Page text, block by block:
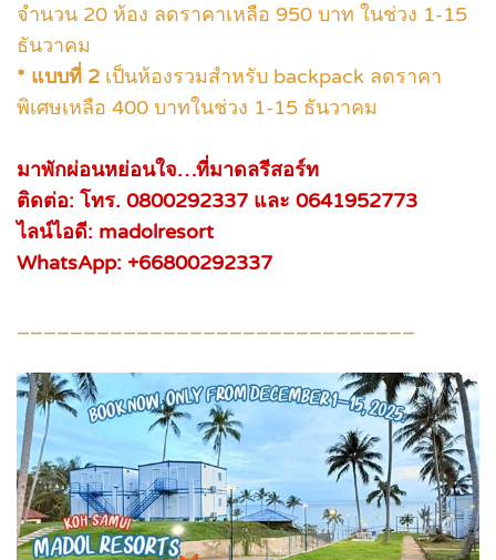
จำนวน 20 ห้อง ลดราคาเหลือ 950 บาท ในช่วง 1-15
ธันวาคม
* แบบที่ 2 เป็นห้องรวมสำหรับ backpack ลดราคา
พิเศษเหลือ 400 บาทในช่วง 1-15 ธันวาคม
มาพักผ่อนหย่อนใจ…ที่มาดลรีสอร์ท
ติดต่อ: โทร. 0800292337 และ 0641952773
ไลน์ไอดี: madolresort
WhatsApp: +66800292337